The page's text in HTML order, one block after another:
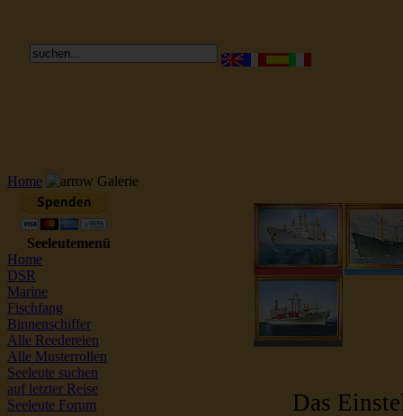
Home Galerie
Seeleutemenü
Home
DSR
Marine
Fischfang
Binnenschiffer
Alle Reedereien
Alle Musterrollen
Seeleute suchen
auf letzter Reise
Seeleute Forum
Das